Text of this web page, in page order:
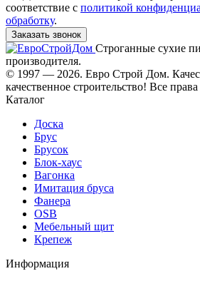
соответствие с политикой
обработку.
Заказать звонок
Строганные сухие
производителя.
© 1997 — 2026. Евро Строй Дом.
качественное строительство! Все
Каталог
Доска
Брус
Брусок
Блок-хаус
Вагонка
Имитация бруса
Фанера
OSB
Мебельный щит
Крепеж
Информация